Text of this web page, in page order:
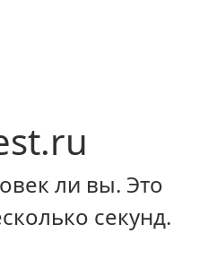
ли вы. Это
секунд.